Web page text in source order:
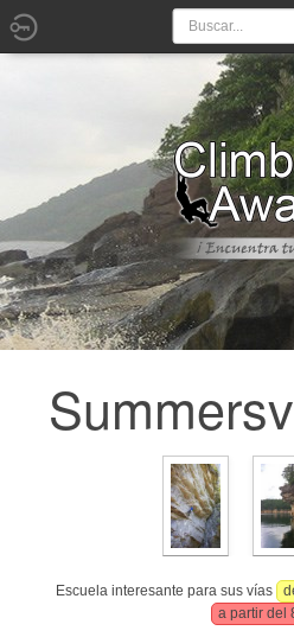
Escuela interesante para sus vías
a partir del